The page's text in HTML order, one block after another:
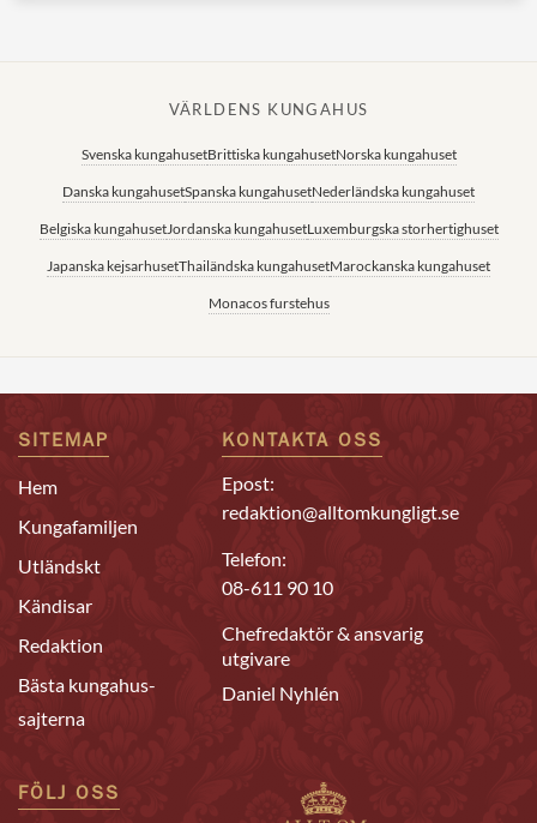
VÄRLDENS KUNGAHUS
Svenska kungahusetBrittiska kungahusetNorska kungahuset
Danska kungahusetSpanska kungahusetNederländska kungahuset
Belgiska kungahusetJordanska kungahusetLuxemburgska storhertighuset
Japanska kejsarhusetThailändska kungahusetMarockanska kungahuset
Monacos furstehus
SITEMAP
Hem
Kungafamiljen
Utländskt
Kändisar
Redaktion
Bästa kungahus-
sajterna
KONTAKTA OSS
Epost:
redaktion@alltomkungligt.se
Telefon:
08-611 90 10
Chefredaktör & ansvarig
utgivare
Daniel Nyhlén
FÖLJ OSS